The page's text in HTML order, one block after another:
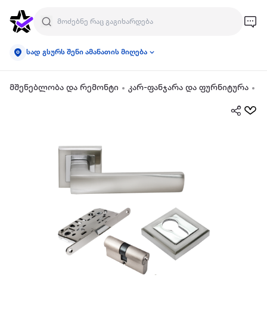
სად გსურს შენი ამანათის მიღება
მშენებლობა და რემონტი კარ-ფანჯარა და ფურნიტურა